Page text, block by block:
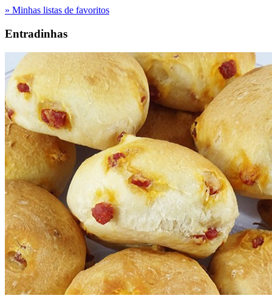
» Minhas listas de favoritos
Entradinhas